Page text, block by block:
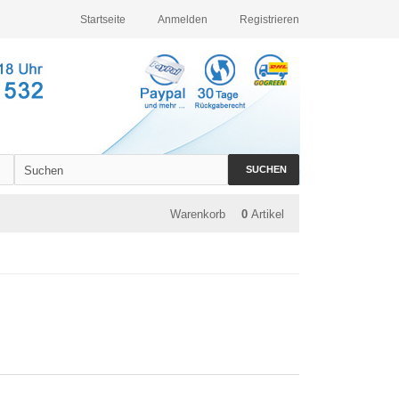
Registrieren
Anmelden
Startseite
SUCHEN
Warenkorb 0 Artikel